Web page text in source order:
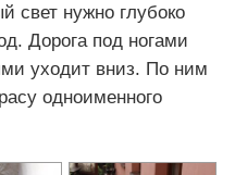
свет нужно глубоко
Дорога под ногами
уходит вниз. По ним
одноименного